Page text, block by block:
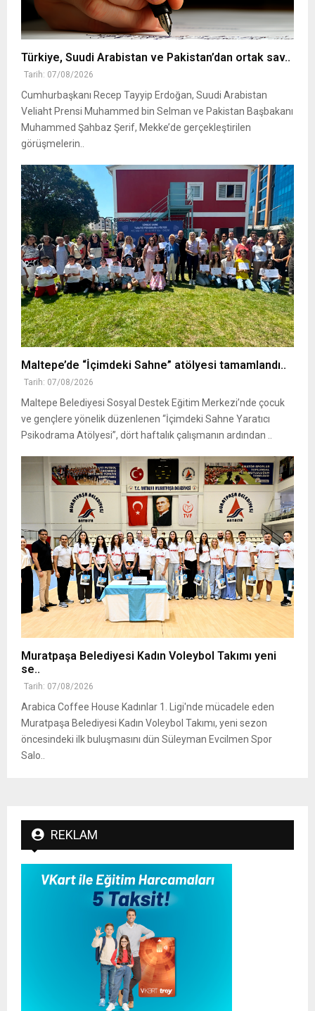
Türkiye, Suudi Arabistan ve Pakistan’dan ortak sav..
Tarih: 07/08/2026
Cumhurbaşkanı Recep Tayyip Erdoğan, Suudi Arabistan
Veliaht Prensi Muhammed bin Selman ve Pakistan Başbakanı
Muhammed Şahbaz Şerif, Mekke’de gerçekleştirilen
görüşmelerin..
Maltepe’de “İçimdeki Sahne” atölyesi tamamlandı..
Tarih: 07/08/2026
Maltepe Belediyesi Sosyal Destek Eğitim Merkezi’nde çocuk
ve gençlere yönelik düzenlenen “İçimdeki Sahne Yaratıcı
Psikodrama Atölyesi”, dört haftalık çalışmanın ardından ..
Muratpaşa Belediyesi Kadın Voleybol Takımı yeni
se..
Tarih: 07/08/2026
Arabica Coffee House Kadınlar 1. Ligi'nde mücadele eden
Muratpaşa Belediyesi Kadın Voleybol Takımı, yeni sezon
öncesindeki ilk buluşmasını dün Süleyman Evcilmen Spor
Salo..
REKLAM